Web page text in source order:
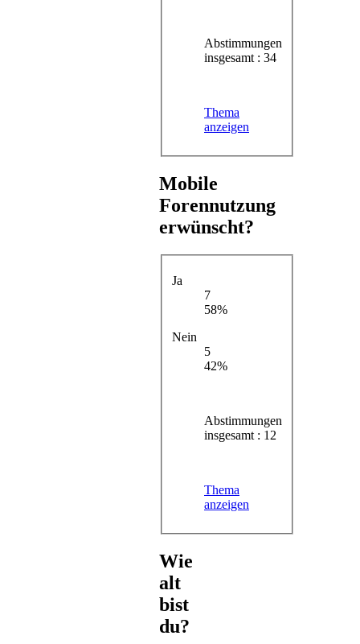
Abstimmungen
insgesamt : 34
Thema
anzeigen
Mobile
Forennutzung
erwünscht?
Ja
7
58%
Nein
5
42%
Abstimmungen
insgesamt : 12
Thema
anzeigen
Wie
alt
bist
du?